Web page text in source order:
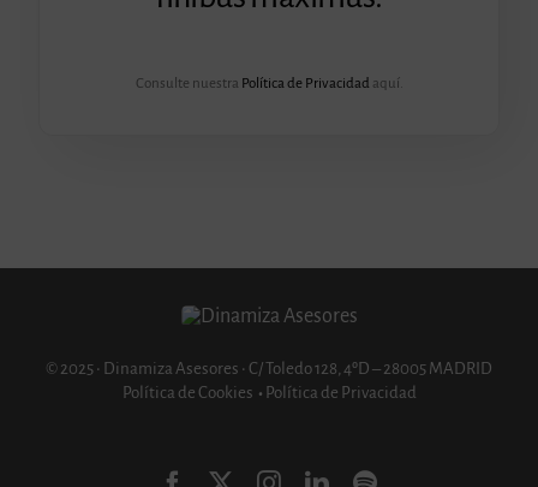
Consulte nuestra Política de Privacidad aquí.
© 2025 • Dinamiza Asesores • C/ Toledo 128, 4ºD – 28005 MADRID
Política de Cookies • Política de Privacidad